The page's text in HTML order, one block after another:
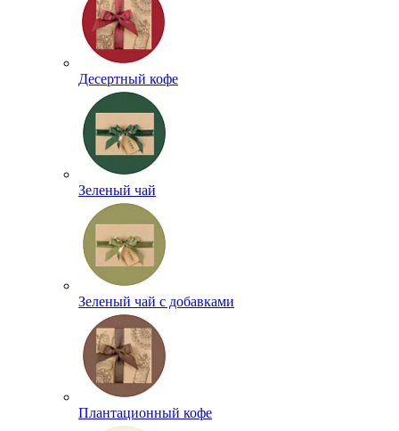
Десертный кофе
Зеленый чай
Зеленый чай с добавками
Плантационный кофе